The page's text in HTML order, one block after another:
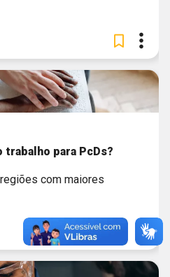
trabalho para PcDs?
com maiores